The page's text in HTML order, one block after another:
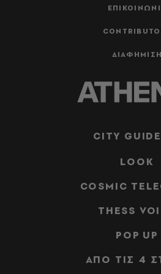
ΔΙΑΦΗΜΙΣΗ
CITY GUIDE
LOOK
COSMIC
THESS
POP UP
ΑΠΟ ΤΙΣ 4